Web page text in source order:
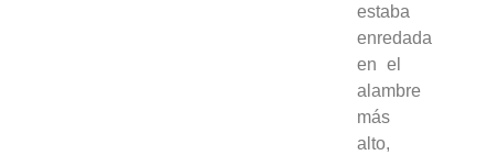
estaba
enredada
en el
alambre
más
alto,